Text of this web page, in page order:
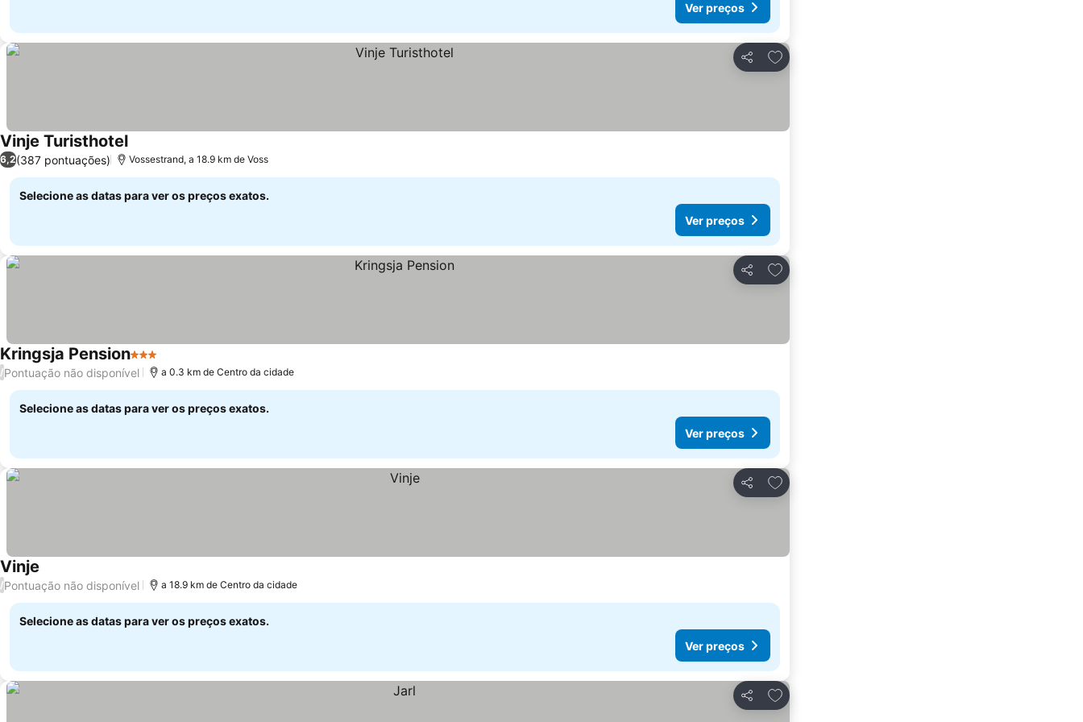
Ver preços
Partilhar
Adicionar aos favoritos
Vinje TuristhotelVer preços
6,2(387 pontuações) Vossestrand, a 18.9 km de Voss
Selecione as datas para ver os preços exatos.
Ver preços
Partilhar
Adicionar aos favoritos
Kringsja Pension3 Estrelas
/Pontuação não disponível a 0.3 km de Centro da cidade
Selecione as datas para ver os preços exatos.
Ver preços
Partilhar
Adicionar aos favoritos
Vinje
/Pontuação não disponível a 18.9 km de Centro da cidade
Selecione as datas para ver os preços exatos.
Ver preços
Partilhar
Adicionar aos favoritos